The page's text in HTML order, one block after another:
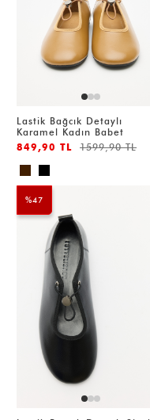
Lastik Bağcık Detaylı
Karamel Kadın Babet
849,90 TL
1599,90 TL
%47